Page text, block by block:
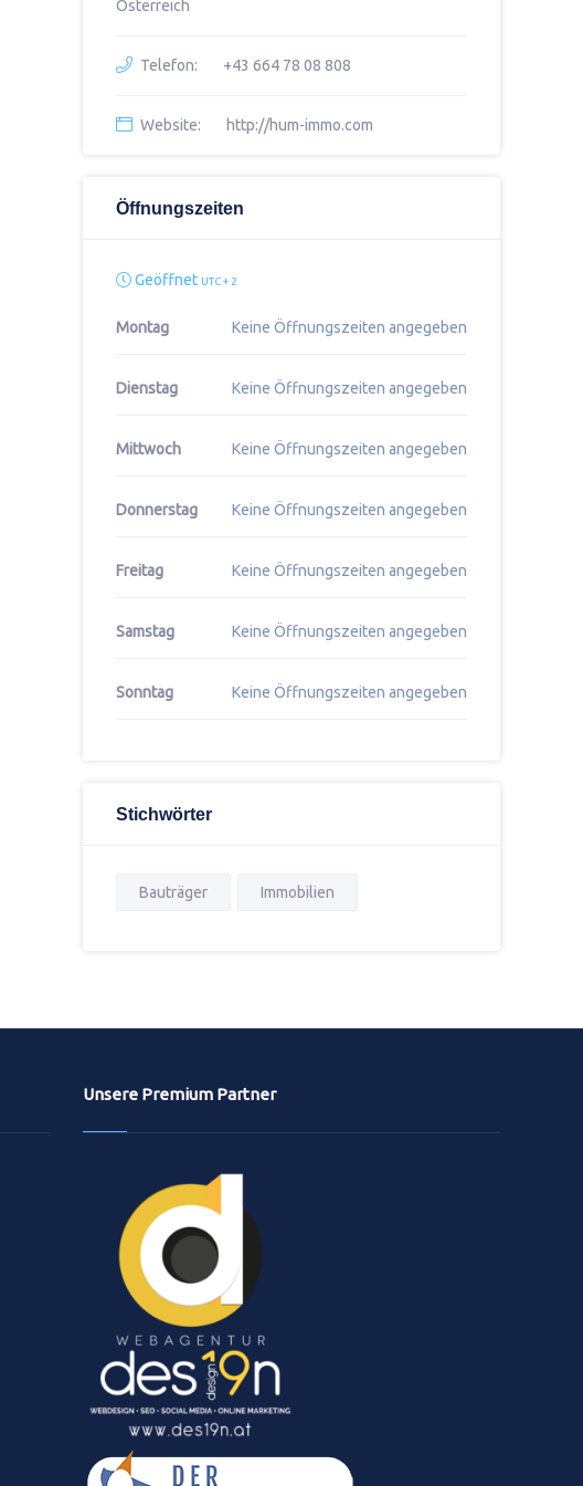
Österreich
Telefon: +43 664 78 08 808
Website: http://hum-immo.com
Öffnungszeiten
Geöffnet UTC + 2
Montag Keine Öffnungszeiten angegeben
Dienstag Keine Öffnungszeiten angegeben
Mittwoch Keine Öffnungszeiten angegeben
Donnerstag Keine Öffnungszeiten angegeben
Freitag Keine Öffnungszeiten angegeben
Samstag Keine Öffnungszeiten angegeben
Sonntag Keine Öffnungszeiten angegeben
Stichwörter
Bauträger Immobilien
Unsere Premium Partner